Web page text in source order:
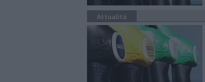
Attualità